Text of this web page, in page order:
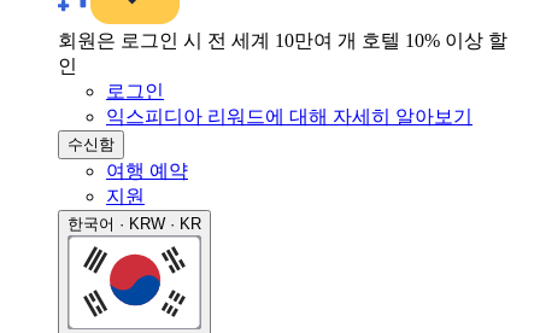
회원은 로그인 시 전 세계 10만여 개 호텔 10% 이상 할
인
로그인
익스피디아 리워드에 대해 자세히 알아보기
수신함
여행 예약
지원
한국어 · KRW · KR